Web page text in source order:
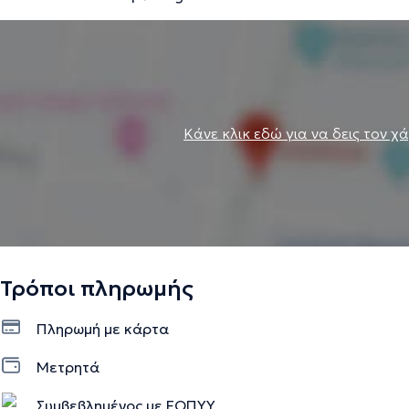
Κάνε κλικ εδώ για να δεις τον
Τρόποι πληρωμής
Πληρωμή με κάρτα
Μετρητά